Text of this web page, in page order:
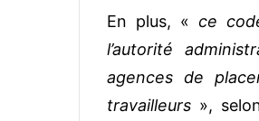
En plus, « ce
l’autorité
agences de
travailleurs »,